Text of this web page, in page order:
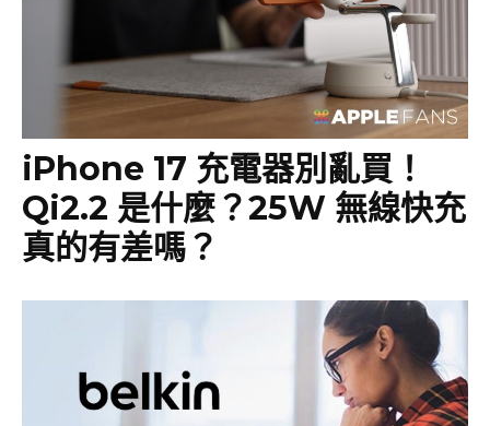
iPhone 17 充電器別亂買！
Qi2.2 是什麼？25W 無線快充
真的有差嗎？